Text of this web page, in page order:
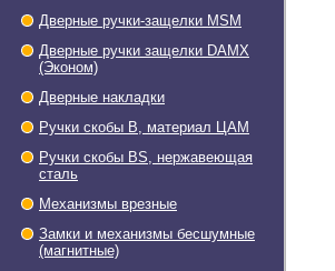
Дверные ручки-защелки МSМ
Дверные ручки защелки DAMX
(Эконом)
Дверные накладки
Ручки скобы В, материал ЦАМ
Ручки скобы BS, нержавеющая
сталь
Механизмы врезные
Замки и механизмы бесшумные
(магнитные)